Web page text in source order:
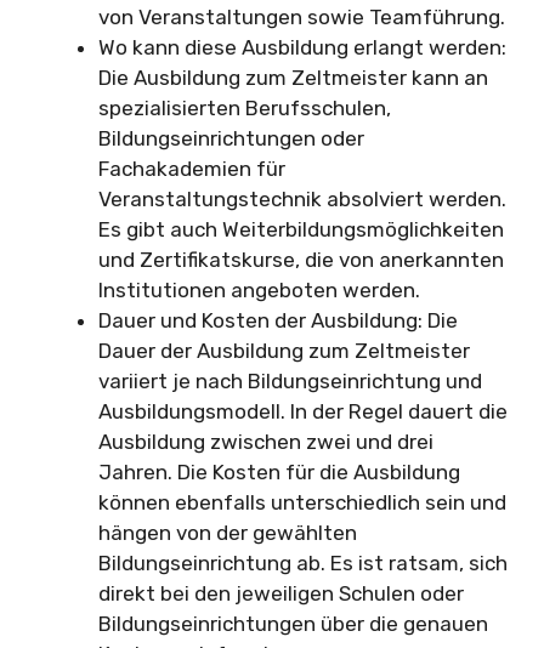
von Veranstaltungen sowie Teamführung.
Wo kann diese Ausbildung erlangt werden:
Die Ausbildung zum Zeltmeister kann an
spezialisierten Berufsschulen,
Bildungseinrichtungen oder
Fachakademien für
Veranstaltungstechnik absolviert werden.
Es gibt auch Weiterbildungsmöglichkeiten
und Zertifikatskurse, die von anerkannten
Institutionen angeboten werden.
Dauer und Kosten der Ausbildung: Die
Dauer der Ausbildung zum Zeltmeister
variiert je nach Bildungseinrichtung und
Ausbildungsmodell. In der Regel dauert die
Ausbildung zwischen zwei und drei
Jahren. Die Kosten für die Ausbildung
können ebenfalls unterschiedlich sein und
hängen von der gewählten
Bildungseinrichtung ab. Es ist ratsam, sich
direkt bei den jeweiligen Schulen oder
Bildungseinrichtungen über die genauen